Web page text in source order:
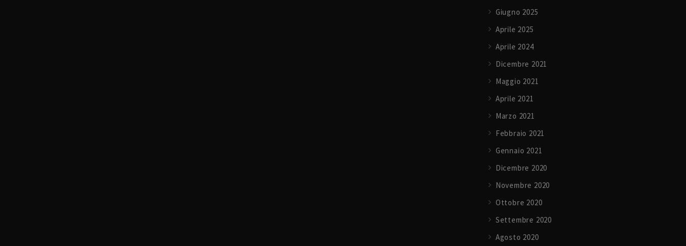
Giugno 2025
Aprile 2025
Aprile 2024
Dicembre 2021
Maggio 2021
Aprile 2021
Marzo 2021
Febbraio 2021
Gennaio 2021
Dicembre 2020
Novembre 2020
Ottobre 2020
Settembre 2020
Agosto 2020